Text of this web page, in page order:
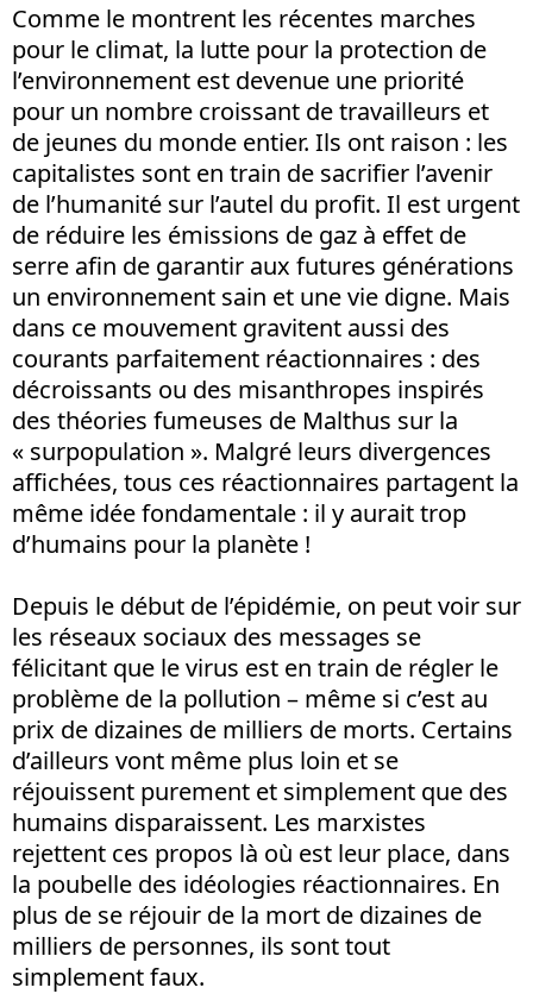
Comme le montrent les récentes marches
pour le climat, la lutte pour la protection de
l’environnement est devenue une priorité
pour un nombre croissant de travailleurs et
de jeunes du monde entier. Ils ont raison : les
capitalistes sont en train de sacrifier l’avenir
de l’humanité sur l’autel du profit. Il est urgent
de réduire les émissions de gaz à effet de
serre afin de garantir aux futures générations
un environnement sain et une vie digne. Mais
dans ce mouvement gravitent aussi des
courants parfaitement réactionnaires : des
décroissants ou des misanthropes inspirés
des théories fumeuses de Malthus sur la
« surpopulation ». Malgré leurs divergences
affichées, tous ces réactionnaires partagent la
même idée fondamentale : il y aurait trop
d’humains pour la planète !
Depuis le début de l’épidémie, on peut voir sur
les réseaux sociaux des messages se
félicitant que le virus est en train de régler le
problème de la pollution – même si c’est au
prix de dizaines de milliers de morts. Certains
d’ailleurs vont même plus loin et se
réjouissent purement et simplement que des
humains disparaissent. Les marxistes
rejettent ces propos là où est leur place, dans
la poubelle des idéologies réactionnaires. En
plus de se réjouir de la mort de dizaines de
milliers de personnes, ils sont tout
simplement faux.